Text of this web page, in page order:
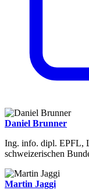
Daniel Brunner
Ing. info. dipl. EPFL,
schweizerischen
Martin Jaggi